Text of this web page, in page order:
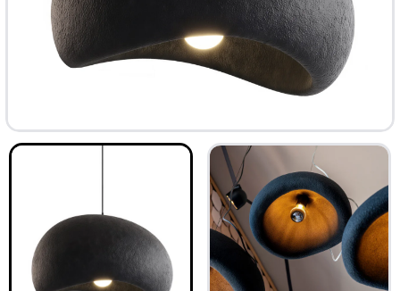
ТОП -33%